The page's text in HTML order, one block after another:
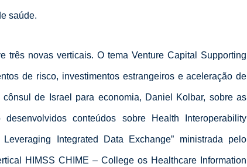
saúde.
três novas verticais. O tema Venture Capital Supporting
de risco, investimentos estrangeiros e aceleração de
de Israel para economia, Daniel Kolbar, sobre as
conteúdos sobre Health Interoperability
Integrated Data Exchange” ministrada pelo
HIMSS CHIME – College os Healthcare Information